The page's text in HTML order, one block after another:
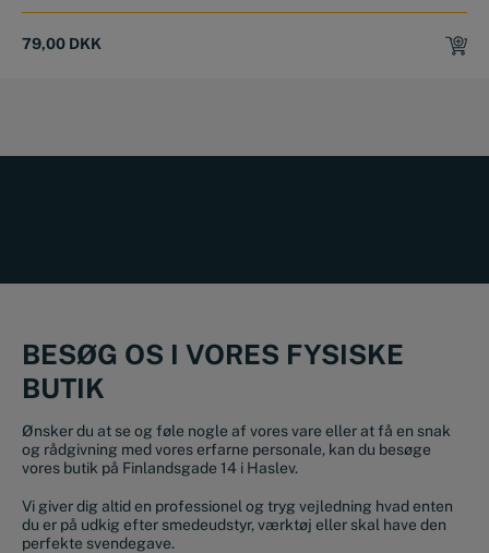
79,00 DKK
BESØG OS I VORES FYSISKE
BUTIK
Ønsker du at se og føle nogle af vores vare eller at få en snak
og rådgivning med vores erfarne personale, kan du besøge
vores butik på Finlandsgade 14 i Haslev.
Vi giver dig altid en professionel og tryg vejledning hvad enten
du er på udkig efter smedeudstyr, værktøj eller skal have den
perfekte svendegave.